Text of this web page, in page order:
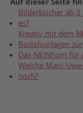
Bilderbücher ab 3
es?
Kreativ mit dem
Bastelvorlagen
Das NEINhorn für
Welche Marc-
noch?